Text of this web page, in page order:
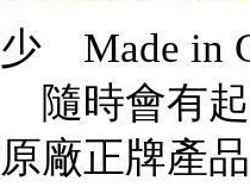
Made in
隨時會有
廠正牌產